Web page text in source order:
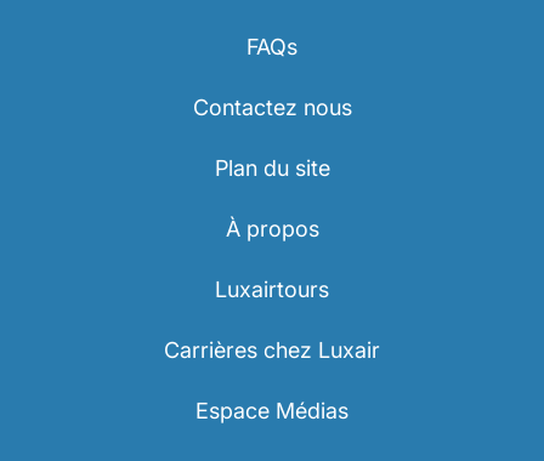
FAQs
Contactez nous
Plan du site
À propos
Luxairtours
Carrières chez Luxair
Espace Médias